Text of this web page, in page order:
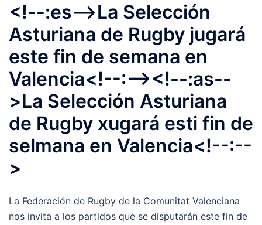
<!--:es-->La Selección
Asturiana de Rugby jugará
este fin de semana en
Valencia<!--:--><!--:as--
>La Selección Asturiana
de Rugby xugará esti fin de
selmana en Valencia<!--:--
>
La Federación de Rugby de la Comunitat Valenciana
nos invita a los partidos que se disputarán este fin de